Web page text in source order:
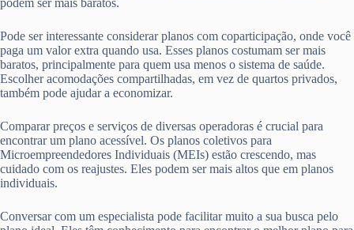
Pode ser interessante considerar planos com coparticipação, onde você
paga um valor extra quando usa. Esses planos costumam ser mais
baratos, principalmente para quem usa menos o sistema de saúde.
Escolher acomodações compartilhadas, em vez de quartos privados,
também pode ajudar a economizar.
Comparar preços e serviços de diversas operadoras é crucial para
encontrar um plano acessível. Os planos coletivos para
Microempreendedores Individuais (MEIs) estão crescendo, mas
cuidado com os reajustes. Eles podem ser mais altos que em planos
individuais.
Conversar com um especialista pode facilitar muito a sua busca pelo